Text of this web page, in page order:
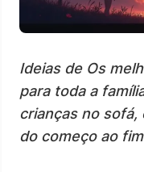
Ideias de Os
para toda a
crianças no
do começo ao